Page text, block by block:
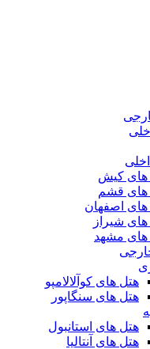
های کیش
های قشم
اصفهان
شیراز
های مشهد
هتل های کوآلالامپو
هتل های سنگاپور
هتل های استانبول
هتل های آنتالیا